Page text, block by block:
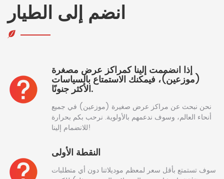
انضم إلى الطيار
إذا انضممت إلينا كمراكز عرض مصغرة
(موزعين)، فيمكنك الاستمتاع بالسياسات
الأكثر جنونًا.
نحن نبحث عن مراكز عرض صغيرة (موزعين) في جميع
أنحاء العالم، وسوف ندعمهم بالأولوية. نرحب بكم بحرارة
للانضمام إلينا!
النقطة الأولى
سوف تستمتع بأقل سعر لمعظم موديلاتنا دون أي متطلبات